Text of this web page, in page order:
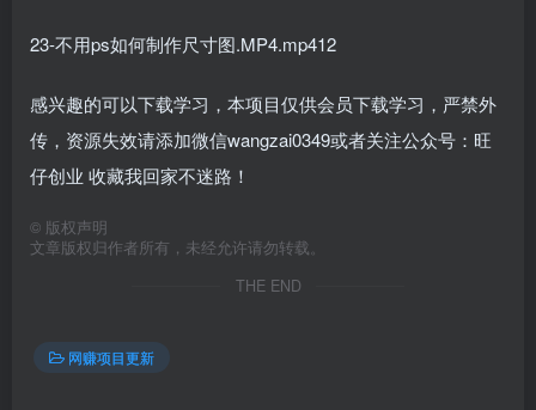
23-不用ps如何制作尺寸图.MP4.mp412
感兴趣的可以下载学习，本项目仅供会员下载学习，严禁外
传，资源失效请添加微信wangzai0349或者关注公众号：旺
仔创业 收藏我回家不迷路！
© 版权声明
文章版权归作者所有，未经允许请勿转载。
THE END
网赚项目更新